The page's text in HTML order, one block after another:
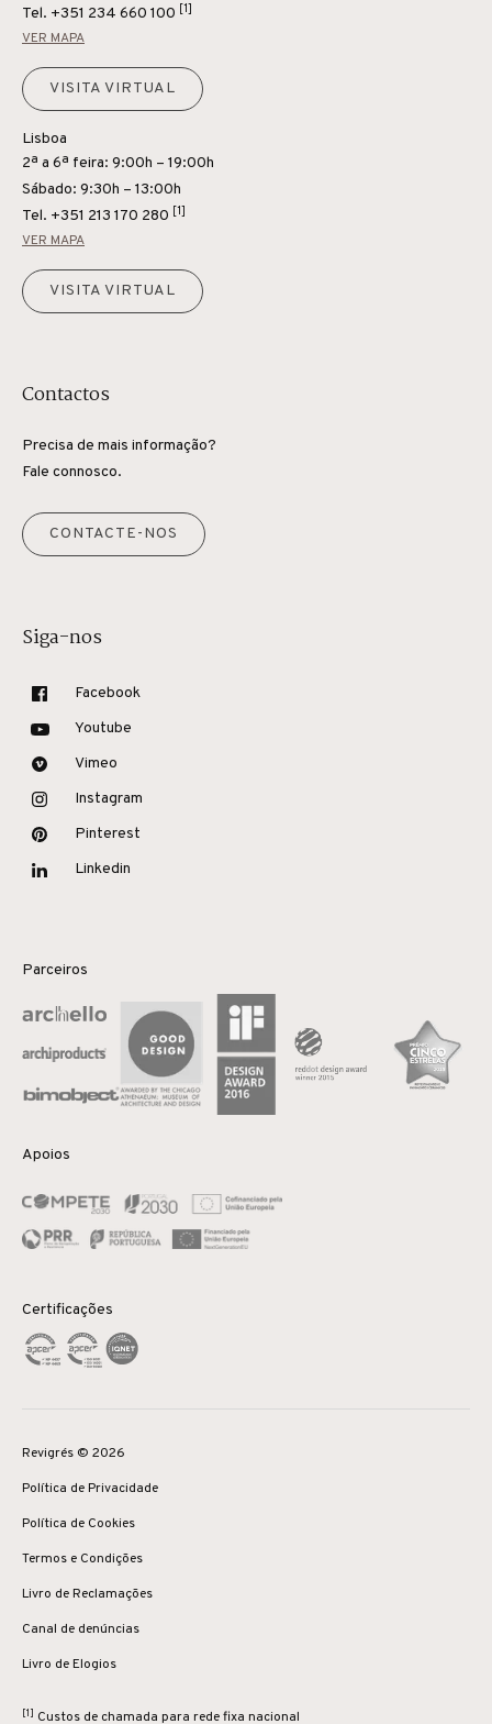
Tel. +351 234 660 100 [1]
VER MAPA
VISITA VIRTUAL
Lisboa
2ª a 6ª feira: 9:00h – 19:00h
Sábado: 9:30h – 13:00h
Tel. +351 213 170 280 [1]
VER MAPA
VISITA VIRTUAL
Contactos
Precisa de mais informação?
Fale connosco.
CONTACTE-NOS
Siga-nos
Facebook
Youtube
Vimeo
Instagram
Pinterest
Linkedin
Parceiros
Apoios
Certificações
Revigrés © 2026
Política de Privacidade
Política de Cookies
Termos e Condições
Livro de Reclamações
Canal de denúncias
Livro de Elogios
[1] Custos de chamada para rede fixa nacional